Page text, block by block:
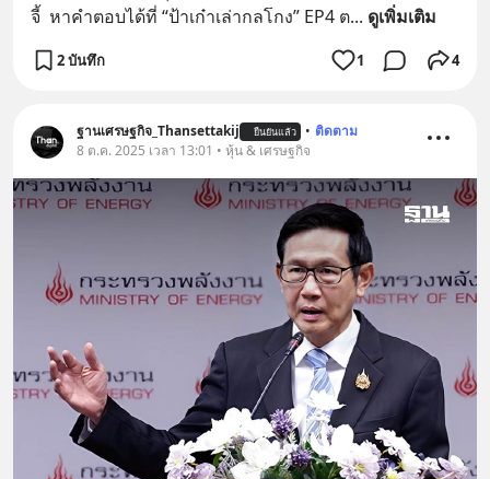
จี้  หาคำตอบได้ที่ “ป้าเก๋าเล่ากลโกง” EP4 ต... ดูเพิ่มเติม
2 บันทึก 1 4
ฐานเศรษฐกิจ_Thansettakij ยืนยันแล้ว • ติดตาม
8 ต.ค. 2025 เวลา 13:01 • หุ้น & เศรษฐกิจ